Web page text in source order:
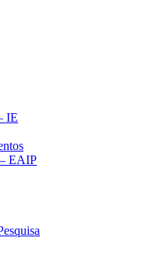
IE
EAIP